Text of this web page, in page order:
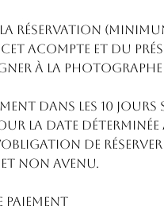
réservation (minimum
acompte ET du
à la
dans les 10
la date déterminée
de
non avenu.
PAIEMENT